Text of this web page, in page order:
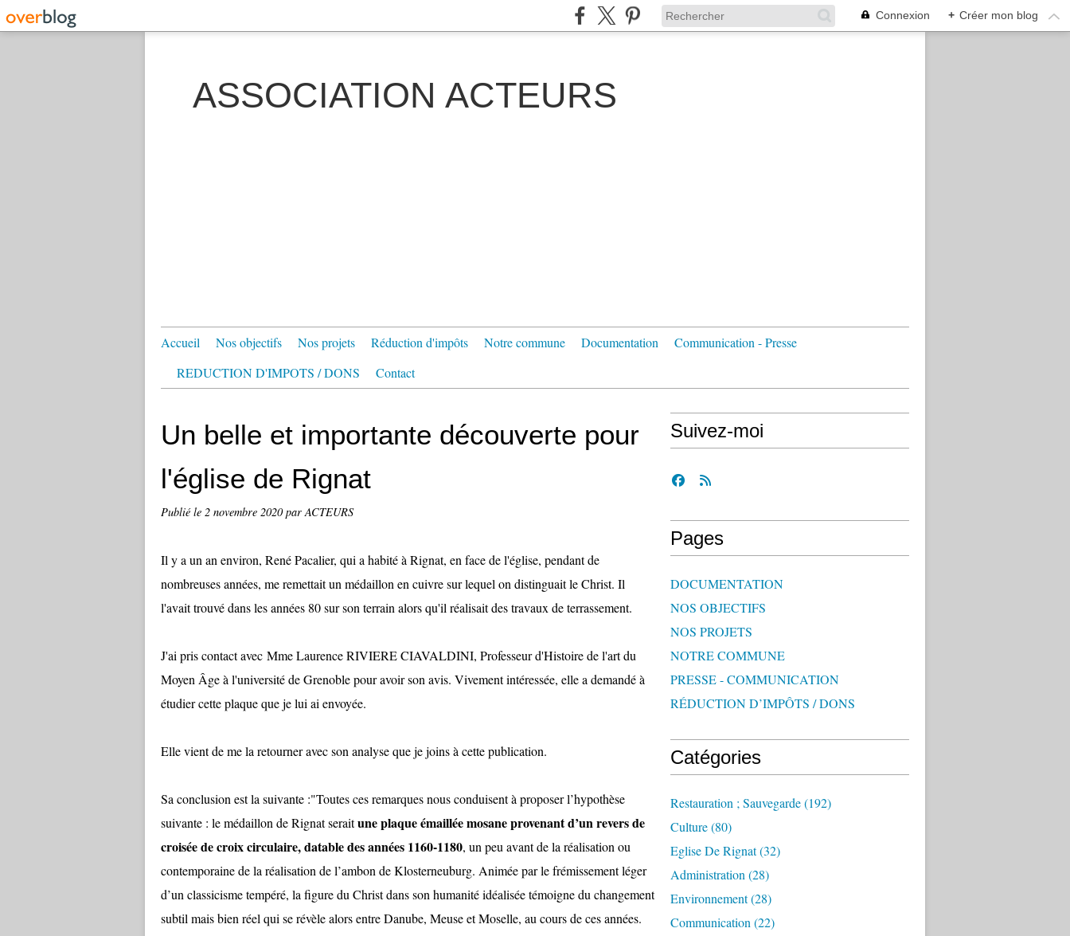
Connexion + Créer mon blog
ASSOCIATION ACTEURS
Accueil Nos objectifs Nos projets Réduction d'impôts Notre commune Documentation
Communication - Presse
REDUCTION D'IMPOTS / DONS
Contact
Un belle et importante découverte pour
l'église de Rignat
Publié le 2 novembre 2020par ACTEURS
Il y a un an environ, René Pacalier, qui a habité à Rignat, en face de l'église, pendant de
nombreuses années, me remettait un médaillon en cuivre sur lequel on distinguait le Christ. Il
l'avait trouvé dans les années 80 sur son terrain alors qu'il réalisait des travaux de terrassement.
J'ai pris contact avec Mme Laurence RIVIERE CIAVALDINI, Professeur d'Histoire de l'art du
Moyen Âge à l'université de Grenoble pour avoir son avis. Vivement intéressée, elle a demandé à
étudier cette plaque que je lui ai envoyée.
Elle vient de me la retourner avec son analyse que je joins à cette publication.
Sa conclusion est la suivante :"Toutes ces remarques nous conduisent à proposer l’hypothèse
suivante : le médaillon de Rignat seraitune plaque émaillée mosane provenant d’un revers de
croisée de croix circulaire, datable des années 1160-1180, un peu avant de la réalisation ou
contemporaine de la réalisation de l’ambon de Klosterneuburg. Animée par le frémissement léger
d’un classicisme tempéré, la figure du Christ dans son humanité idéalisée témoigne du changement
subtil mais bien réel qui se révèle alors entre Danube, Meuse et Moselle, au cours de ces années.
Suivez-moi
Pages
DOCUMENTATION
NOS OBJECTIFS
NOS PROJETS
NOTRE COMMUNE
PRESSE - COMMUNICATION
RÉDUCTION D’IMPÔTS / DONS
Catégories
Restauration ; Sauvegarde(192)
Culture(80)
Eglise De Rignat(32)
Administration (28)
Environnement(28)
Communication (22)